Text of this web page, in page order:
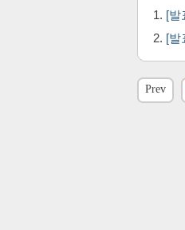
[발
[발
Prev